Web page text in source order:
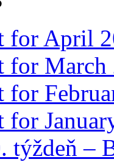
for April
for March
for
for
týždeň –